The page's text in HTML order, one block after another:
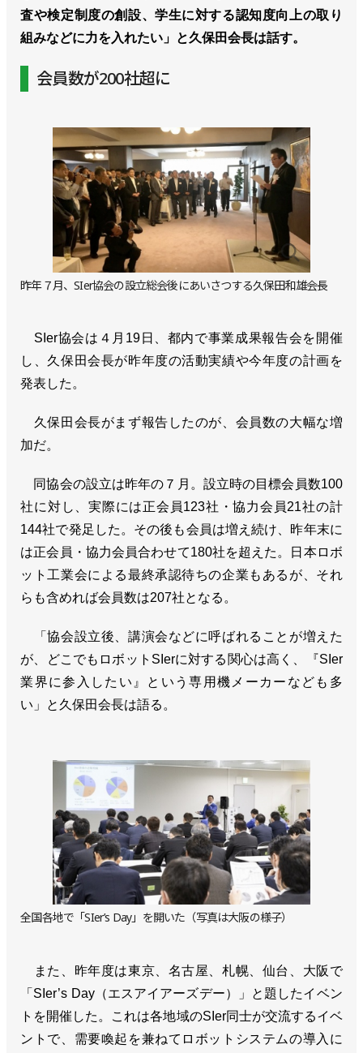
査や検定制度の創設、学生に対する認知度向上の取り
組みなどに力を入れたい」と久保田会長は話す。
会員数が200社超に
昨年７月、SIer協会の設立総会後にあいさつする久保田和雄会長
SIer協会は４月19日、都内で事業成果報告会を開催
し、久保田会長が昨年度の活動実績や今年度の計画を
発表した。
久保田会長がまず報告したのが、会員数の大幅な増
加だ。
同協会の設立は昨年の７月。設立時の目標会員数100
社に対し、実際には正会員123社・協力会員21社の計
144社で発足した。その後も会員は増え続け、昨年末に
は正会員・協力会員合わせて180社を超えた。日本ロボ
ット工業会による最終承認待ちの企業もあるが、それ
らも含めれば会員数は207社となる。
「協会設立後、講演会などに呼ばれることが増えた
が、どこでもロボットSIerに対する関心は高く、『SIer
業界に参入したい』という専用機メーカーなども多
い」と久保田会長は語る。
全国各地で「SIer’s Day」を開いた（写真は大阪の様子）
また、昨年度は東京、名古屋、札幌、仙台、大阪で
「SIer’s Day（エスアイアーズデー）」と題したイベン
トを開催した。これは各地域のSIer同士が交流するイベ
ントで、需要喚起を兼ねてロボットシステムの導入に